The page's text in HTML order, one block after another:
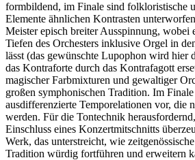
formbildend, im Finale sind folkloristische
Elemente ähnlichen Kontrasten
Meister episch breiter Ausspinnung, wobei
Tiefen des Orchesters inklusive Orgel in
lässt (das gewünschte Lupophon wird hier
das Kontraforte durch das Kontrafagott
magischer Farbmixturen und gewaltiger
großen symphonischen Tradition. Im
ausdifferenzierte Temporelationen vor, die
werden. Für die Tontechnik
Einschluss eines Konzertmitschnitts
Werk, das unterstreicht, wie
Tradition würdig fortführen und erweitern